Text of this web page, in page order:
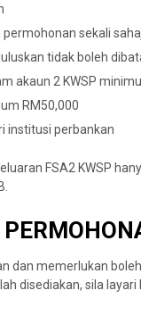
sekali
tidak boleh
akaun 2 KWSP
RM50,000
institusi perbankan
FSA2 KWSP
dan memerlukan
disediakan, sila layari